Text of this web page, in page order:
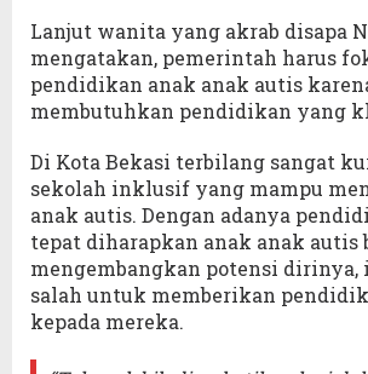
Lanjut wanita yang akrab disapa
mengatakan, pemerintah harus
pendidikan anak anak autis
membutuhkan pendidikan yang
Di Kota Bekasi terbilang sangat
sekolah inklusif yang mampu
anak autis. Dengan adanya
tepat diharapkan anak anak autis
mengembangkan potensi
salah untuk memberikan
kepada mereka.